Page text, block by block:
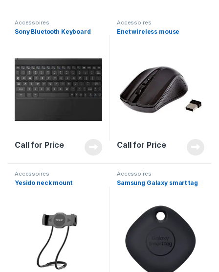
Accessoires
Sony Bluetooth Keyboard
Call for Price
Accessoires
Enet wireless mouse
Call for Price
Accessoires
Yesido neck mount
Accessoires
Samsung Galaxy smart tag